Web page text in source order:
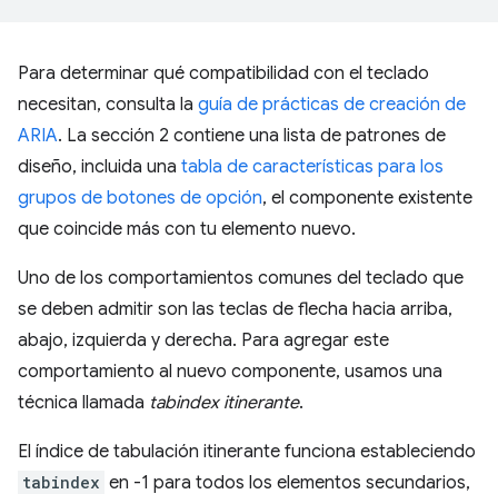
Para determinar qué compatibilidad con el teclado
necesitan, consulta la guía de prácticas de creación de
ARIA. La sección 2 contiene una lista de patrones de
diseño, incluida una tabla de características para los
grupos de botones de opción, el componente existente
que coincide más con tu elemento nuevo.
Uno de los comportamientos comunes del teclado que
se deben admitir son las teclas de flecha hacia arriba,
abajo, izquierda y derecha. Para agregar este
comportamiento al nuevo componente, usamos una
técnica llamada tabindex itinerante.
El índice de tabulación itinerante funciona estableciendo
tabindex en -1 para todos los elementos secundarios,